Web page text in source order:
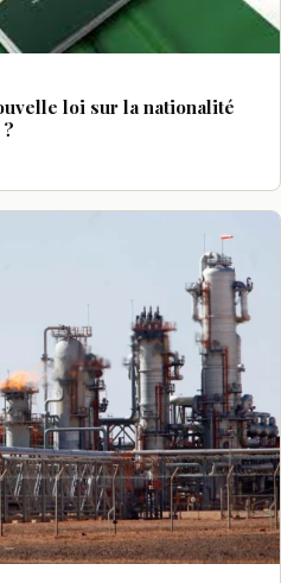
loi sur la nationalité